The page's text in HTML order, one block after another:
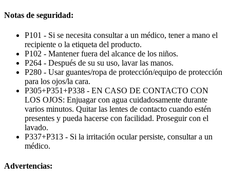
Notas de seguridad:
P101 - Si se necesita consultar a un médico, tener a mano el
recipiente o la etiqueta del producto.
P102 - Mantener fuera del alcance de los niños.
P264 - Después de su su uso, lavar las manos.
P280 - Usar guantes/ropa de protección/equipo de protección
para los ojos/la cara.
P305+P351+P338 - EN CASO DE CONTACTO CON
LOS OJOS: Enjuagar con agua cuidadosamente durante
varios minutos. Quitar las lentes de contacto cuando estén
presentes y pueda hacerse con facilidad. Proseguir con el
lavado.
P337+P313 - Si la irritación ocular persiste, consultar a un
médico.
Advertencias: